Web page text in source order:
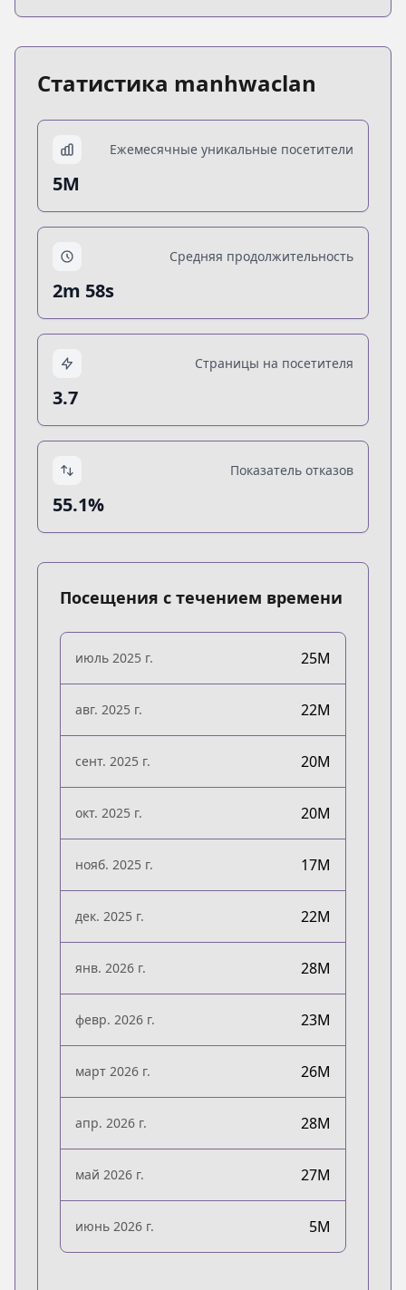
Статистика manhwaclan
Ежемесячные уникальные посетители
5M
Средняя продолжительность
2m 58s
Страницы на посетителя
3.7
Показатель отказов
55.1%
Посещения с течением времени
июль 2025 г. 25M
авг. 2025 г. 22M
сент. 2025 г. 20M
окт. 2025 г. 20M
нояб. 2025 г. 17M
дек. 2025 г. 22M
янв. 2026 г. 28M
февр. 2026 г. 23M
март 2026 г. 26M
апр. 2026 г. 28M
май 2026 г. 27M
июнь 2026 г. 5M